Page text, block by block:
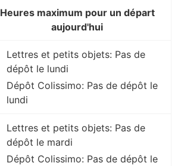
Heures maximum pour un départ
aujourd'hui
Lettres et petits objets: Pas de
dépôt le lundi
Dépôt Colissimo: Pas de dépôt le
lundi
Lettres et petits objets: Pas de
dépôt le mardi
Dépôt Colissimo: Pas de dépôt le